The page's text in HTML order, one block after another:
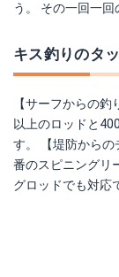
う。 その一回一回
キス釣りのタ
【サーフからの
以上のロッドと
す。 【堤防から
番のスピニングリ
グロッドでも対応